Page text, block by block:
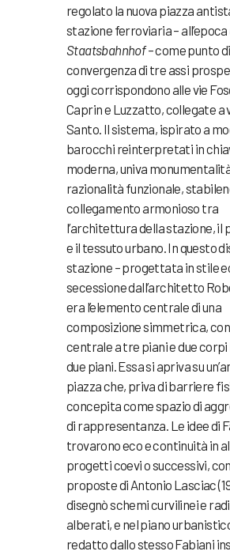
regolato la nuova piazza
stazione ferroviaria – all’epoca
Staatsbahnhof– come punto di
convergenza di tre assi
oggi corrispondono alle vie
Caprin e Luzzatto, collegate a
Santo. Il sistema, ispirato a
barocchi reinterpretati in
moderna, univa
razionalità funzionale,
collegamento armonioso tra
l’architettura della stazione, il
e il tessuto urbano. In questo
stazione – progettata in stile
secessione dall’architetto
era l’elemento centrale di una
composizione simmetrica,
centrale a tre piani e due
due piani. Essa si apriva su
piazza che, priva di barriere
concepita come spazio di
di rappresentanza. Le idee di
trovarono eco e continuità in
progetti coevi o successivi,
proposte di Antonio Lasciac
disegnò schemi curvilinei e
alberati, e nel piano
redatto dallo stesso Fabiani